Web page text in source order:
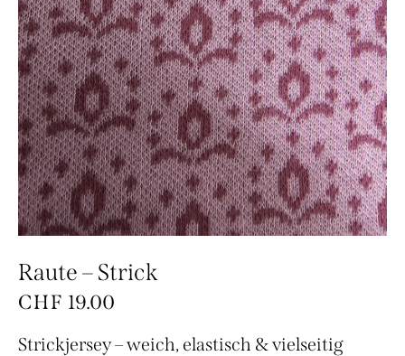
Raute – Strick
CHF 19.00
Strickjersey – weich, elastisch & vielseitig